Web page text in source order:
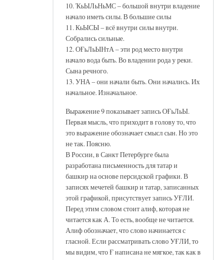
10. ҠьЫЛьНьМС – большой внутри владение
начало иметь силы. В большие силы
11. КьЫСЫ – всё внутри силы внутри.
Собрались сильные.
12. ОҒьЛьЫНтА – эти род место внутри
начало вода быть. Во владении рода у реки.
Сына речного.
13. УНА – они начали быть. Они начались. Их
начальное. Изначальное.
Выражение 9 показывает запись ОҒьЛьЫ.
Первая мысль, что приходит в голову то, что
это выражение обозначает смысл сын. Но это
не так. Поясню.
В России, в Санкт Петербурге была
разработана письменность для татар и
башкир на основе персидской графики. В
записях мечетей башкир и татар, записанных
этой графикой, присутствует запись УҒЛИ.
Перед этим словом стоит алиф, которая не
читается как А. То есть, вообще не читается.
Алиф обозначает, что слово начинается с
гласной. Если рассматривать слово УҒЛИ, то
мы видим, что Ғ написана не мягкое, так как в